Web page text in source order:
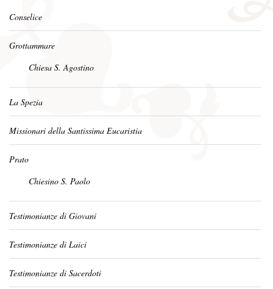
Conselice
Grottammare
Chiesa S. Agostino
La Spezia
Missionari della Santissima Eucaristia
Prato
Chiesino S. Paolo
Testimonianze di Giovani
Testimonianze di Laici
Testimonianze di Sacerdoti